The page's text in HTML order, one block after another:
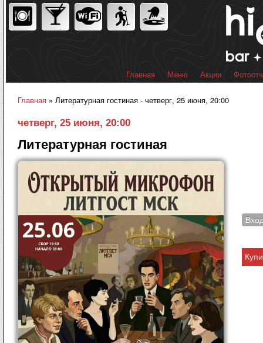
Главное меню
Главная Меню Акции
Главная » Литературная гостиная - четверг, 25 июня, 20:00
четверг, 25 июня, 20:00
Литературная гостиная